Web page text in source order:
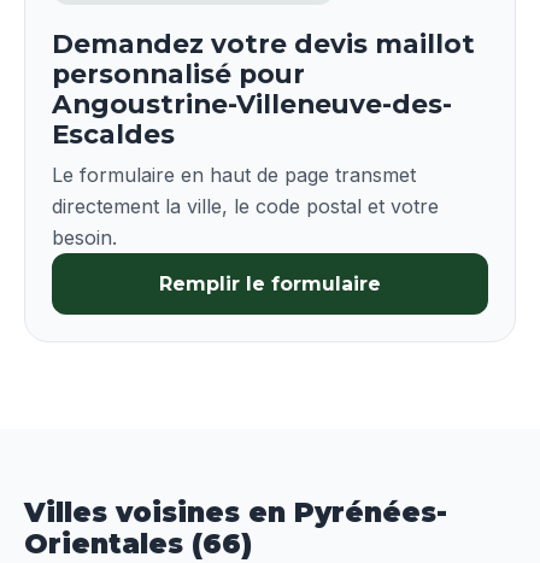
Demandez votre devis maillot
personnalisé pour
Angoustrine-Villeneuve-des-
Escaldes
Le formulaire en haut de page transmet
directement la ville, le code postal et votre
besoin.
Remplir le formulaire
Villes voisines en Pyrénées-
Orientales (66)